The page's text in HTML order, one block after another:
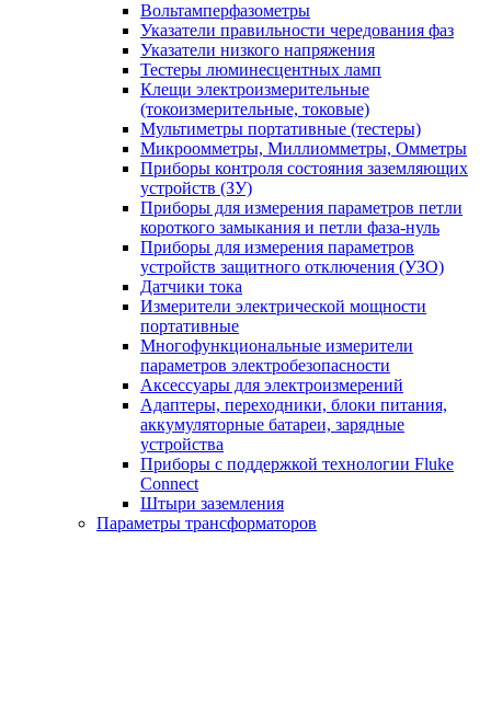
Вольтамперфазометры
Указатели правильности чередования фаз
Указатели низкого напряжения
Тестеры люминесцентных ламп
Клещи электроизмерительные
(токоизмерительные, токовые)
Мультиметры портативные (тестеры)
Микроомметры, Миллиомметры, Омметры
Приборы контроля состояния заземляющих
устройств (ЗУ)
Приборы для измерения параметров петли
короткого замыкания и петли фаза-нуль
Приборы для измерения параметров
устройств защитного отключения (УЗО)
Датчики тока
Измерители электрической мощности
портативные
Многофункциональные измерители
параметров электробезопасности
Аксессуары для электроизмерений
Адаптеры, переходники, блоки питания,
аккумуляторные батареи, зарядные
устройства
Приборы с поддержкой технологии Fluke
Connect
Штыри заземления
Параметры трансформаторов